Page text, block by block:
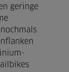
geringe